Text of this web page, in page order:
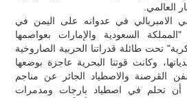
العالمي.
الامبريالي في عدوانه على اليمن في
تكن "المملكة السعودية والإمارات بعواصمها
تحت طائلة قدراتنا الحربية الصاروخية
وكانت قوتنا البحرية عاجزة بوضعها
القرصنة والاصطياد الجائر عن مناجم
أن تحلم في اصطياد بارجات ومدمرات